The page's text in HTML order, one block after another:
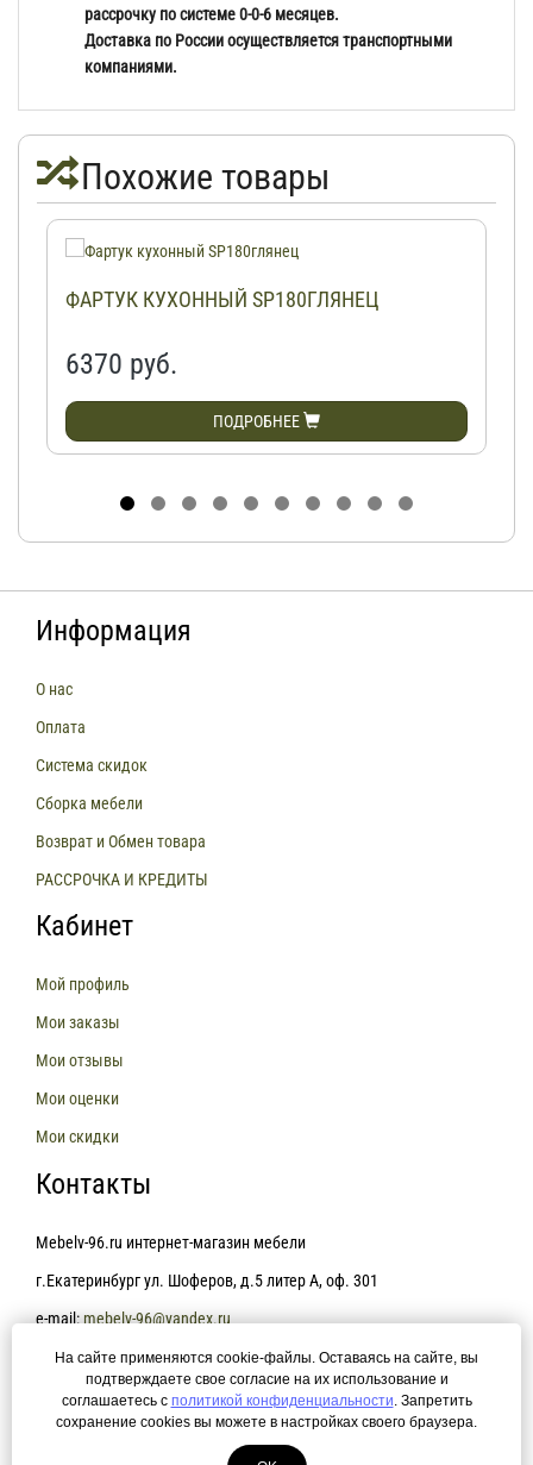
рассрочку по системе 0-0-6 месяцев.
Доставка по России осуществляется транспортными
компаниями.
Похожие товары
ФАРТУК КУХОННЫЙ SP180ГЛЯНЕЦ
6370 руб.
ПОДРОБНЕЕ
Информация
О нас
Оплата
Система скидок
Сборка мебели
Возврат и Обмен товара
РАССРОЧКА И КРЕДИТЫ
Кабинет
Мой профиль
Мои заказы
Мои отзывы
Мои оценки
Мои скидки
Контакты
Mebelv-96.ru интернет-магазин мебели
г.Екатеринбург ул. Шоферов, д.5 литер А, оф. 301
e-mail:mebelv-96@yandex.ru
+7(343)361-81-78
На сайте применяются cookie-файлы. Оставаясь на сайте, вы
подтверждаете свое согласие на их использование и
соглашаетесь с политикой конфиденциальности. Запретить
сохранение cookies вы можете в настройках своего браузера.